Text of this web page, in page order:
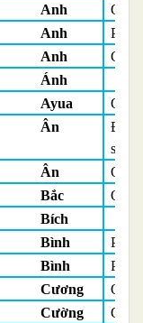
Anh
Anh
Phó
Anh
Giáo
Ánh
Ayua
Ân
sinh
Ân
Bắc
Bích
Bình
Phó
Bình
Phó
Cương
Cường